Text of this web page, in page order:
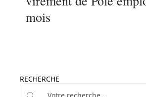
mois
RECHERCHE